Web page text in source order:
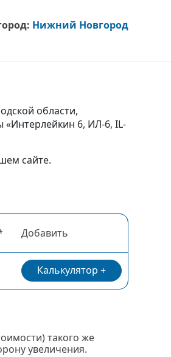
Нижний Новгород
области,
6, ИЛ-6, IL-
сайте.
Добавить
Калькулятор
такого же
увеличения.